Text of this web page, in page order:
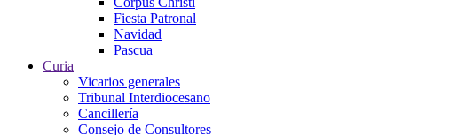
Fiesta Patronal
Navidad
Pascua
Curia
Vicarios generales
Tribunal Interdiocesano
Cancillería
Consejo de Consultores